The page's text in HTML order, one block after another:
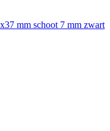
mm schoot 7 mm zwart